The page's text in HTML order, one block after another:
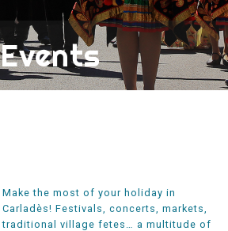
Events
Make the most of your holiday in
Carladès! Festivals, concerts, markets,
traditional village fetes… a multitude of